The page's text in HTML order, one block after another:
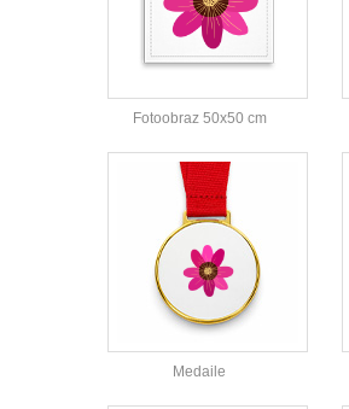
Fotoobraz 50x50 cm
Medaile